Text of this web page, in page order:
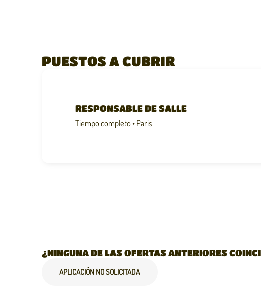
PUESTOS A CUBRIR
RESPONSABLE DE SALLE
Tiempo completo • Paris
¿NINGUNA DE LAS OFERTAS ANTERIORES
APLICACIÓN NO SOLICITADA